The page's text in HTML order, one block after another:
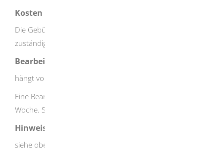
Kosten
Die Gebühren für die Patentprüfungen legt das
zuständige Landratsamt selbständig fest.
Bearbeitungsdauer
hängt vom Einzelfall ab
Eine Bearbeitung erfolgt in der Regel innerhalb einer
Woche. Sie kann aber auch bis zu vier Wochen andauern.
Hinweise
siehe oben